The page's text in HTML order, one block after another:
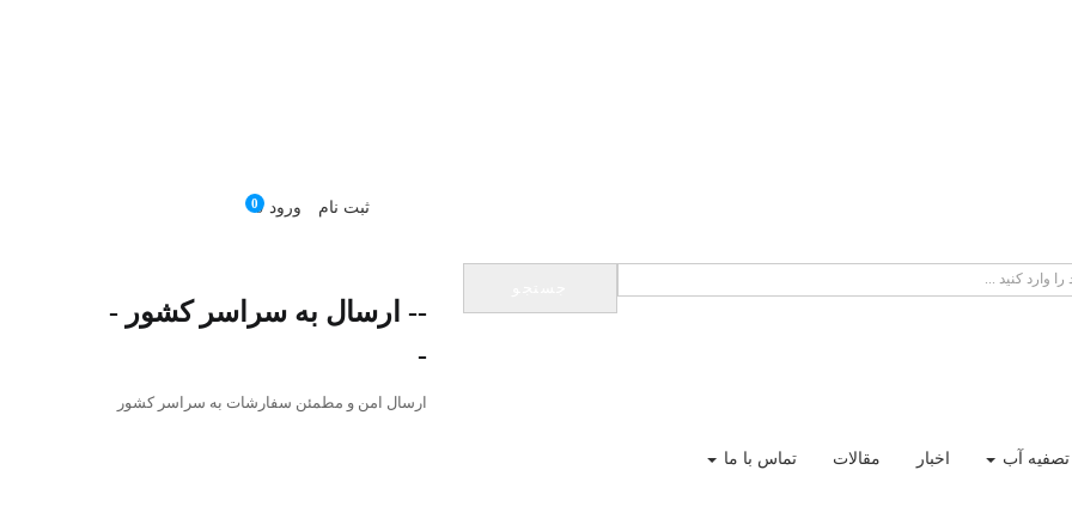
سبد خرید :
00 ثبت نام ورود
-- ارسال به سراسر کشور -
-
ارسال امن و مطمئن سفارشات به سراسر کشور
تصفیه آب اخبار مقالات تماس با ما